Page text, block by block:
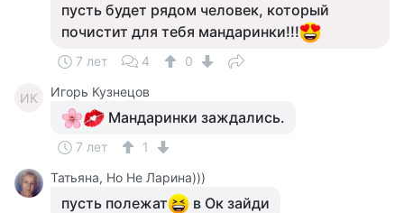
пусть будет рядом человек, который
почистит для тебя мандаринки!!!
7 лет 4 0
ИК Игорь Кузнецов
Мандаринки заждались.
7 лет
1
Татьяна, Но Не Ларина)))
пусть полежат в Ок зайди